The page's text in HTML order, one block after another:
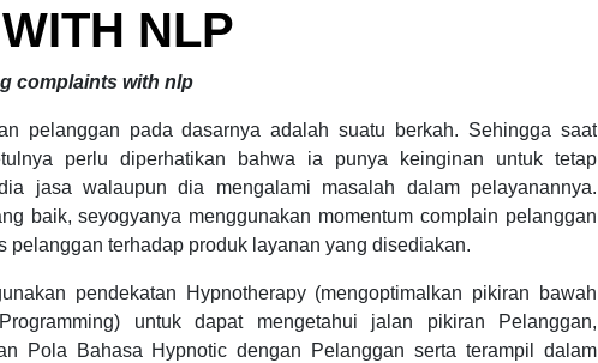
NLP
complaints with nlp
pelanggan pada dasarnya adalah suatu berkah. Sehingga saat
perlu diperhatikan bahwa ia punya keinginan untuk tetap
jasa walaupun dia mengalami masalah dalam pelayanannya.
baik, seyogyanya menggunakan momentum complain pelanggan
pelanggan terhadap produk layanan yang disediakan.
pendekatan Hypnotherapy (mengoptimalkan pikiran bawah
untuk dapat mengetahui jalan pikiran Pelanggan,
Pola Bahasa Hypnotic dengan Pelanggan serta terampil dalam